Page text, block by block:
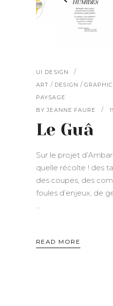
UI DESIGN
ART / DESIGN /
PAYSAGE
BYJEANNE FAURE
Le Guâ
Sur le projet
quelle récolte ! des
des coupes, des
foules d’enjeux, de
READ MORE